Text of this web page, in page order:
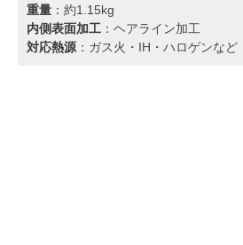
重量 ：約1.15kg
内側表面加工 ：ヘアライン加工
対応熱源 ：ガス火・IH・ハロゲンなど